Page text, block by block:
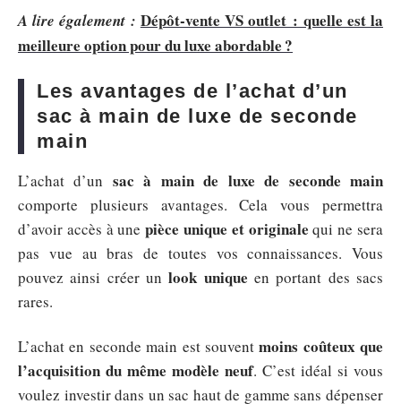
A lire également : Dépôt-vente VS outlet : quelle est la
meilleure option pour du luxe abordable ?
Les avantages de l’achat d’un
sac à main de luxe de seconde
main
L’achat d’un sac à main de luxe de seconde main
comporte plusieurs avantages. Cela vous permettra
d’avoir accès à unepièce unique et originale qui ne sera
pas vue au bras de toutes vos connaissances. Vous
pouvez ainsi créer unlook unique en portant des sacs
rares.
L’achat en seconde main est souventmoins coûteux que
l’acquisition du même modèle neuf. C’est idéal si vous
voulez investir dans un sac haut de gamme sans dépenser